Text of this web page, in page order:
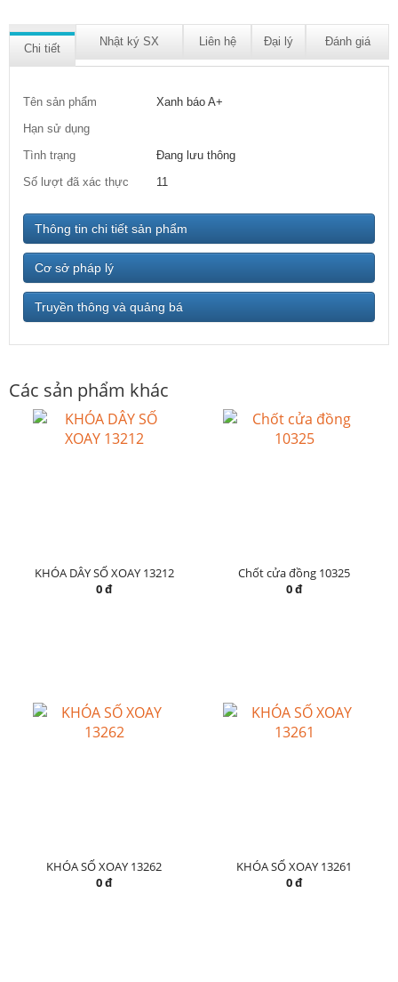
Chi tiết
Nhật ký SX Liên hệ Đại lý Đánh giá
Tên sản phẩm
Xanh báo A+
Hạn sử dụng
Tình trạng
Đang lưu thông
Số lượt đã xác thực
11
Thông tin chi tiết sản phẩm
Cơ sở pháp lý
Truyền thông và quảng bá
Các sản phẩm khác
KHÓA DÂY SỐ XOAY 13212
0 đ
Chốt cửa đồng 10325
0 đ
KHÓA SỐ XOAY 13262
0 đ
KHÓA SỐ XOAY 13261
0 đ